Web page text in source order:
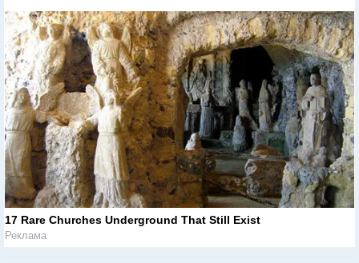
17 Rare Churches Underground That Still Exist
Реклама